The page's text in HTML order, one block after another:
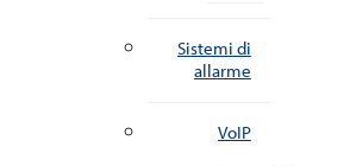
Sistemi di
allarme
VoIP